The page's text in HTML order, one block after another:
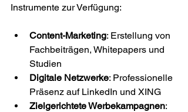
Instrumente zur Verfügung:
Content-Marketing: Erstellung von
Fachbeiträgen, Whitepapers und
Studien
Digitale Netzwerke: Professionelle
Präsenz auf LinkedIn und XING
Zielgerichtete Werbekampagnen: